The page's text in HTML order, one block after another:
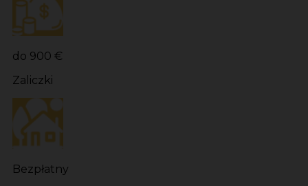
do 900 €
Zaliczki
Bezpłatny